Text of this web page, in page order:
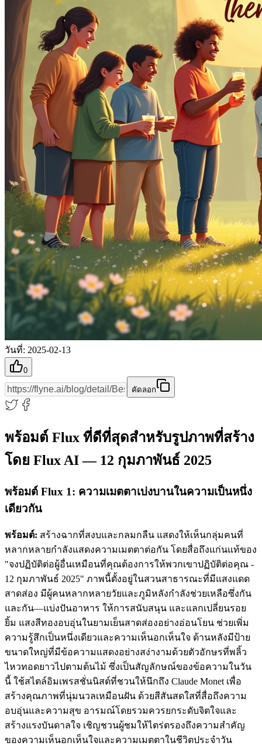
วันที่: 2025-02-13
0
คัดลอก
พร้อมต์ Flux ที่ดีที่สุดสำหรับรูปภาพที่สร้าง
โดย Flux AI — 12 กุมภาพันธ์ 2025
พร้อมต์ Flux 1: ความเมตตาเบ่งบานในความเป็นหนึ่ง
เดียวกัน
พร้อมต์: สร้างฉากที่สงบและกลมกลืน แสดงให้เห็นกลุ่มคนที่
หลากหลายกำลังแสดงความเมตตาต่อกัน โดยสื่อถึงแก่นแท้ของ
"จงปฏิบัติต่อผู้อื่นเหมือนที่คุณต้องการให้พวกเขาปฏิบัติต่อคุณ -
12 กุมภาพันธ์ 2025" ภาพนี้ตั้งอยู่ในสวนสาธารณะที่มีแสงแดด
สาดส่อง มีผู้คนหลากหลายวัยและภูมิหลังกำลังช่วยเหลือซึ่งกัน
และกัน—แบ่งปันอาหาร ให้การสนับสนุน และแลกเปลี่ยนรอย
ยิ้ม แสงสีทองอบอุ่นในยามเย็นสาดส่องอย่างอ่อนโยน ช่วยเพิ่ม
ความรู้สึกเป็นหนึ่งเดียวและความเห็นอกเห็นใจ ด้านหลังมีป้าย
ขนาดใหญ่ที่มีข้อความแสดงอย่างสง่างามด้วยตัวอักษรที่พลิ้ว
ไหวทอดยาวไปตามต้นไม้ ซึ่งเป็นสัญลักษณ์ของข้อความในวัน
นี้ ใช้สไตล์อิมเพรสชั่นนิสต์ที่ชวนให้นึกถึง Claude Monet เพื่อ
สร้างคุณภาพที่นุ่มนวลเหมือนฝัน ด้วยสีสันสดใสที่สื่อถึงความ
อบอุ่นและความสุข อารมณ์โดยรวมควรยกระดับจิตใจและ
สร้างแรงบันดาลใจ เชิญชวนผู้ชมให้ไตร่ตรองถึงความสำคัญ
ของความเห็นอกเห็นใจและความเมตตาในชีวิตประจำวัน